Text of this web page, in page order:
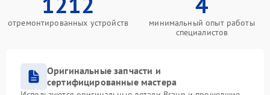
отремонтированных устройств
минимальный опыт работы
специалистов
Оригинальные запчасти и
сертифицированные мастера